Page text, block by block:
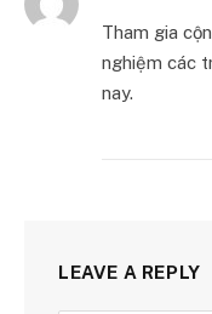
Tham gia
nghiệm các
nay.
LEAVE A REPLY